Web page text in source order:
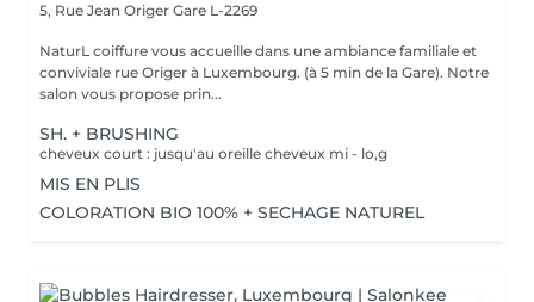
5, Rue Jean Origer Gare L-2269
NaturL coiffure vous accueille dans une ambiance familiale et
conviviale rue Origer à Luxembourg. (à 5 min de la Gare). Notre
salon vous propose prin...
SH. + BRUSHING
cheveux court : jusqu'au oreille cheveux mi - lo,g
MIS EN PLIS
COLORATION BIO 100% + SECHAGE NATUREL